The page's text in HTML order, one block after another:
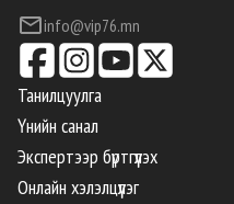
info@vip76.mn
Танилцуулга
Үнийн санал
Экспертээр бүртгүүлэх
Онлайн хэлэлцүүлэг